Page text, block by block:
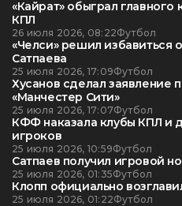
«Кайрат» обыграл главного
КПЛ
26 июля 2026, 08:22Футбол
«Челси» решил избавиться
Сатпаева
25 июля 2026, 17:09Футбол
Хусанов сделал заявление
«Манчестер Сити»
25 июля 2026, 17:07Футбол
КФФ наказала клубы КПЛ и
игроков
25 июля 2026, 10:59Футбол
Сатпаев получил игровой
25 июля 2026, 01:35Футбол
Клопп официально
25 июля 2026, 01:22Футбол